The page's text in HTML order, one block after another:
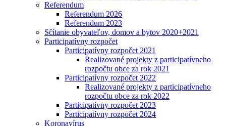
Referendum
Referendum 2026
Referendum 2023
Sčítanie obyvateľov, domov a bytov 2020+2021
Participatívny rozpočet
Participatívny rozpočet 2021
Realizované projekty z participatívneho
rozpočtu obce za rok 2021
Participatívny rozpočet 2022
Realizované projekty z participatívneho
rozpočtu obce za rok 2022
Participatívny rozpočet 2023
Participatívny rozpočet 2024
Koronavírus